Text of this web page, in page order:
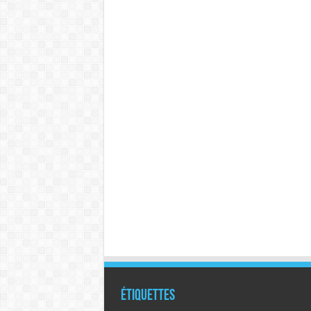
Étiquettes